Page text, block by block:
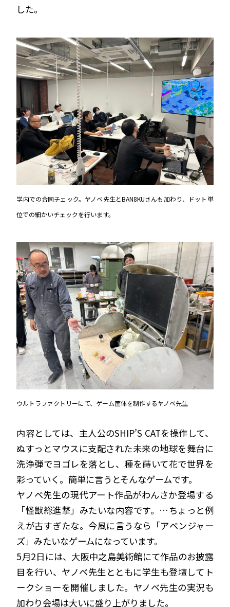
した。
学内での合同チェック。ヤノベ先生とBAN8KUさんも加わり、ドット単
位での細かいチェックを行います。
ウルトラファクトリーにて、ゲーム筐体を制作するヤノベ先生
内容としては、主人公のSHIP’S CATを操作して、
ぬすっとマウスに支配された未来の地球を舞台に
洗浄弾でヨゴレを落とし、種を蒔いて花で世界を
彩っていく。簡単に言うとそんなゲームです。
ヤノベ先生の現代アート作品がわんさか登場する
「怪獣総進撃」みたいな内容です。…ちょっと例
えが古すぎたな。今風に言うなら「アベンジャー
ズ」みたいなゲームになっています。
5月2日には、大阪中之島美術館にて作品のお披露
目を行い、ヤノベ先生とともに学生も登壇してト
ークショーを開催しました。ヤノベ先生の実況も
加わり会場は大いに盛り上がりました。